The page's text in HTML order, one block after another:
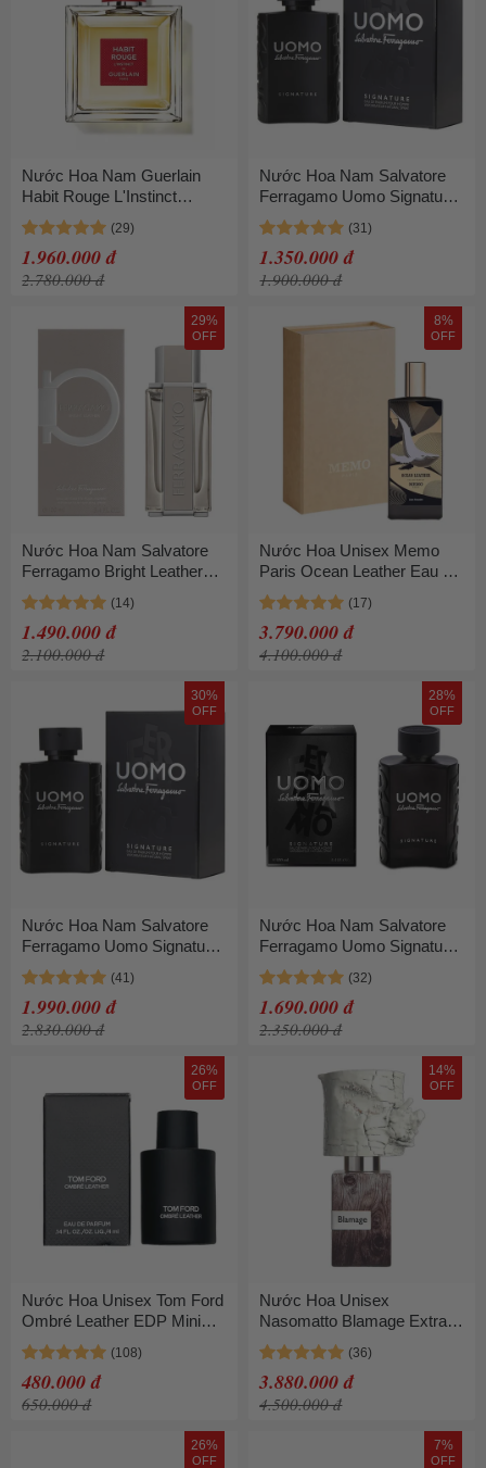
Nước Hoa Nam Guerlain
Habit Rouge L'Instinct
Intense EDT 100ml
1.960.000 đ
2.780.000 đ
Nước Hoa Nam Salvatore
Ferragamo Uomo Signature
Pour Homme EDP Spray
100ml
1.350.000 đ
1.900.000 đ
29%
OFF
Nước Hoa Nam Salvatore
Ferragamo Bright Leather
EDT 100ml
1.490.000 đ
2.100.000 đ
8%
OFF
Nước Hoa Unisex Memo
Paris Ocean Leather Eau De
Parfum 75ml
3.790.000 đ
4.100.000 đ
30%
OFF
Nước Hoa Nam Salvatore
Ferragamo Uomo Signature
Pour Homme EDP Spray
100ml
1.990.000 đ
2.830.000 đ
28%
OFF
Nước Hoa Nam Salvatore
Ferragamo Uomo Signature
Pour Homme EDP 100ml
1.690.000 đ
2.350.000 đ
26%
OFF
Nước Hoa Unisex Tom Ford
Ombré Leather EDP Mini
4ml Thanh Lịch
480.000 đ
650.000 đ
14%
OFF
Nước Hoa Unisex
Nasomatto Blamage Extrait
De Parfum 30ml
3.880.000 đ
4.500.000 đ
26%
OFF
7%
OFF